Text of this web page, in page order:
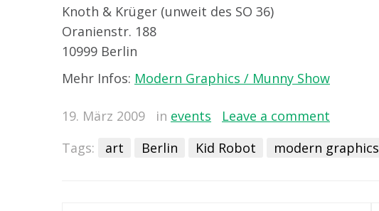
Knoth & Krüger (unweit des SO 36)
Oranienstr. 188
10999 Berlin
Mehr Infos: Modern Graphics / Munny Show
19. März 2009 in events
Leave a comment
Tags:
art Berlin Kid Robot modern graphics